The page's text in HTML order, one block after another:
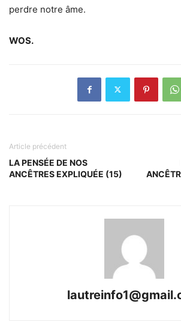
perdre notre âme.
WOS.
Article précédent
LA PENSÉE DE NOS
ANCÊTRES EXPLIQUÉE (15)